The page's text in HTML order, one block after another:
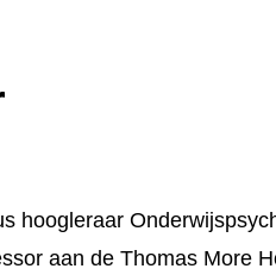
hoogleraar
aan de Thomas More